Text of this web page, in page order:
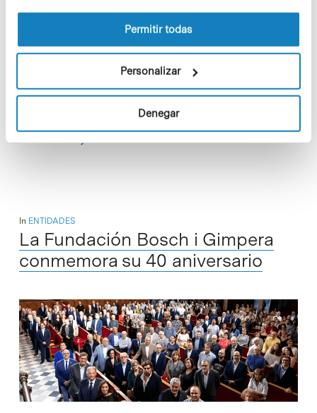
la Política de cookies del sitio web.
Permitir todas
Personalizar
Denegar
La Fundación GAEM, con sede en el Parque Científico de
Barcelona, acompaña a las personas afectadas por la
In ENTIDADES
La Fundación Bosch i Gimpera
conmemora su 40 aniversario